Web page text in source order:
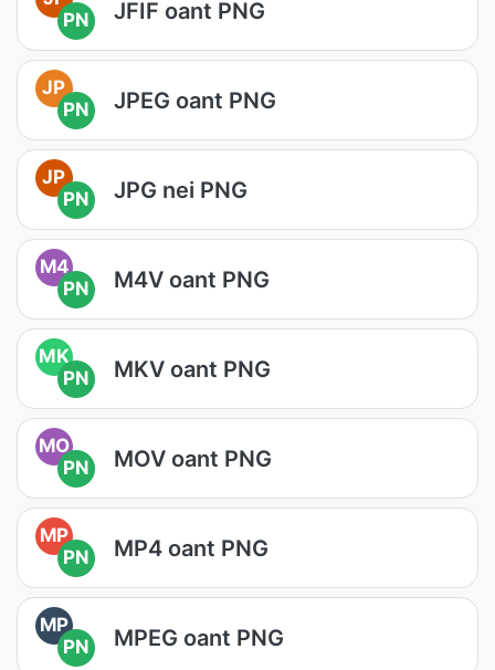
PN
JFIF oant PNG
JP
PN
JPEG oant PNG
JP
PN
JPG nei PNG
M4
PN
M4V oant PNG
MK
PN
MKV oant PNG
MO
PN
MOV oant PNG
MP
PN
MP4 oant PNG
MP
PN
MPEG oant PNG